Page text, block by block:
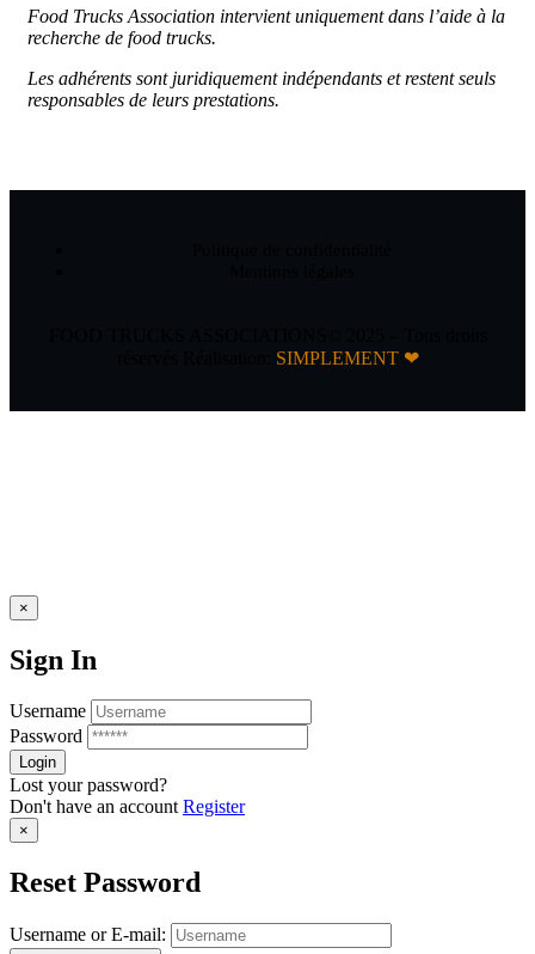
Food Trucks Association intervient uniquement dans l’aide à la
recherche de food trucks.
Les adhérents sont juridiquement indépendants et restent seuls
responsables de leurs prestations.
SIMPLEMENT ❤
×
Sign In
Username
Password
Lost your password?
Don't have an accountRegister
×
Reset Password
Username or E-mail: